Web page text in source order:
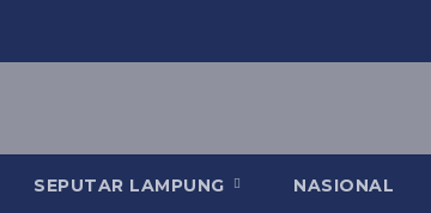
SEPUTAR LAMPUNG NASIONAL